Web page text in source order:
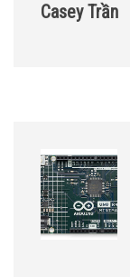
Casey Trần